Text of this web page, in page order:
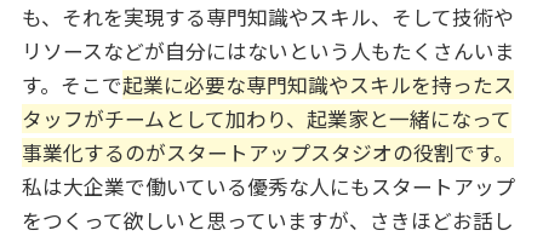
も、それを実現する専門知識やスキル、そして技術や
リソースなどが自分にはないという人もたくさんいま
す。そこで起業に必要な専門知識やスキルを持ったス
タッフがチームとして加わり、起業家と一緒になって
事業化するのがスタートアップスタジオの役割です。
私は大企業で働いている優秀な人にもスタートアップ
をつくって欲しいと思っていますが、さきほどお話し